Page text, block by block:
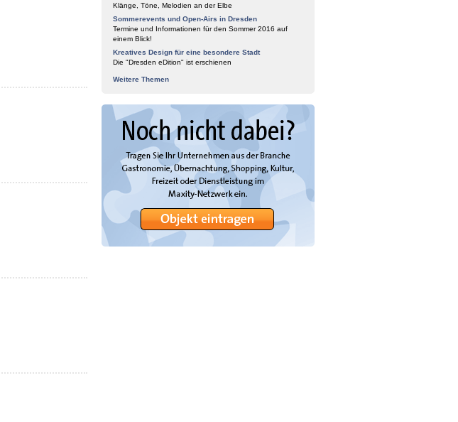
Klänge, Töne, Melodien an der Elbe
Sommerevents und Open-Airs in Dresden
Termine und Informationen für den Sommer 2016 auf
einem Blick!
Kreatives Design für eine besondere Stadt
Die "Dresden eDition" ist erschienen
Weitere Themen